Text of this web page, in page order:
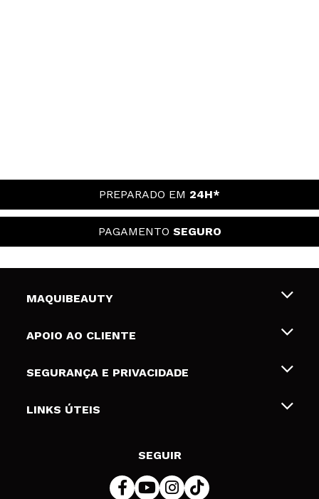
PREPARADO EM 24H*
PAGAMENTO SEGURO
MAQUIBEAUTY
Sobre nós
Gift Cards
APOIO AO CLIENTE
Envios e Devoluções
Formas de pagamento
SEGURANÇA E PRIVACIDADE
Termos e Privacidade
LINKS ÚTEIS
SEGUIR